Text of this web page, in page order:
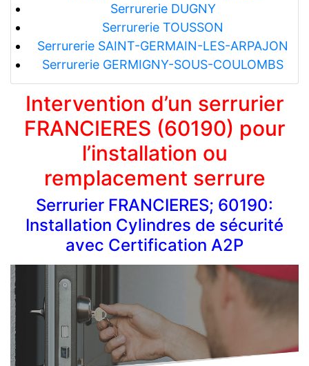
Serrurerie DUGNY
Serrurerie TOUSSON
Serrurerie SAINT-GERMAIN-LES-ARPAJON
Serrurerie GERMIGNY-SOUS-COULOMBS
Intervention d’un serrurier
FRANCIERES (60190) pour
l’installation ou
remplacement serrure
Serrurier FRANCIERES; 60190:
Installation Cylindres de sécurité
avec Certification A2P